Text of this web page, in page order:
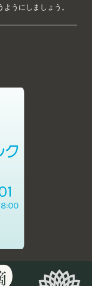
うにしましょう。